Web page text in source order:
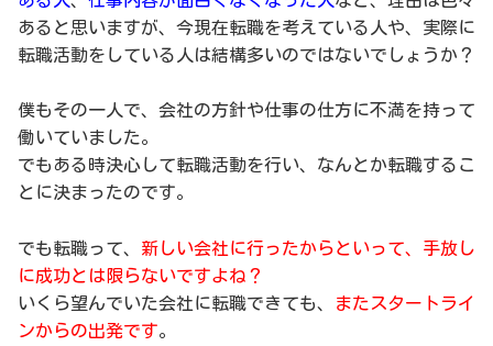
あると思いますが、今現在転職を考えている人や、実際に
転職活動をしている人は結構多いのではないでしょうか？
僕もその一人で、会社の方針や仕事の仕方に不満を持って
働いていました。
でもある時決心して転職活動を行い、なんとか転職するこ
とに決まったのです。
でも転職って、 新しい会社に行ったからといって、手放し
に成功とは限らないですよね？
いくら望んでいた会社に転職できても、
またスタートライ
ンからの出発です。